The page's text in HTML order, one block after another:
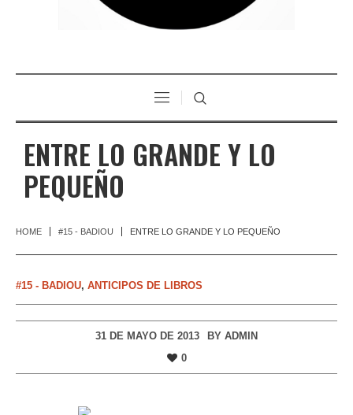
ENTRE LO GRANDE Y LO
PEQUEÑO
HOME #15 - BADIOU ENTRE LO GRANDE Y LO PEQUEÑO
#15 - BADIOU, ANTICIPOS DE LIBROS
31 DE MAYO DE 2013 BY ADMIN
0